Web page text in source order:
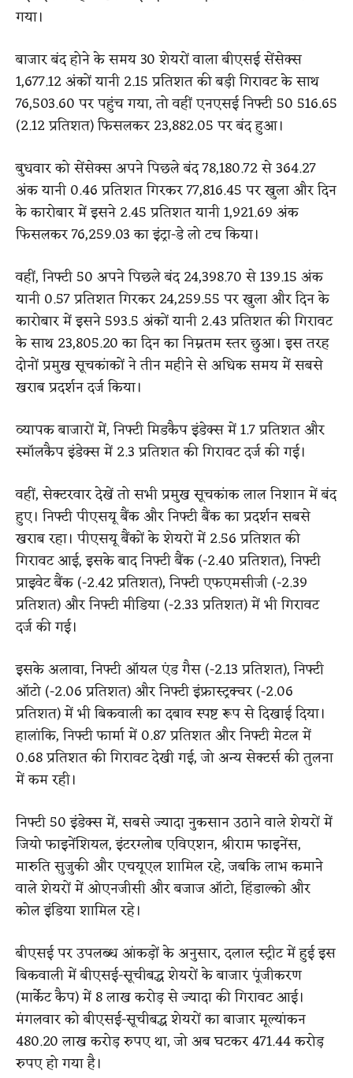
गया।
बाजार बंद होने के समय 30 शेयरों वाला बीएसई सेंसेक्स
1,677.12 अंकों यानी 2.15 प्रतिशत की बड़ी गिरावट के साथ
76,503.60 पर पहुंच गया, तो वहीं एनएसई निफ्टी 50 516.65
(2.12 प्रतिशत) फिसलकर 23,882.05 पर बंद हुआ।
बुधवार को सेंसेक्स अपने पिछले बंद 78,180.72 से 364.27
अंक यानी 0.46 प्रतिशत गिरकर 77,816.45 पर खुला और दिन
के कारोबार में इसने 2.45 प्रतिशत यानी 1,921.69 अंक
फिसलकर 76,259.03 का इंट्रा-डे लो टच किया।
वहीं, निफ्टी 50 अपने पिछले बंद 24,398.70 से 139.15 अंक
यानी 0.57 प्रतिशत गिरकर 24,259.55 पर खुला और दिन के
कारोबार में इसने 593.5 अंकों यानी 2.43 प्रतिशत की गिरावट
के साथ 23,805.20 का दिन का निम्नतम स्तर छुआ। इस तरह
दोनों प्रमुख सूचकांकों ने तीन महीने से अधिक समय में सबसे
खराब प्रदर्शन दर्ज किया।
व्यापक बाजारों में, निफ्टी मिडकैप इंडेक्स में 1.7 प्रतिशत और
स्मॉलकैप इंडेक्स में 2.3 प्रतिशत की गिरावट दर्ज की गई।
वहीं, सेक्टरवार देखें तो सभी प्रमुख सूचकांक लाल निशान में बंद
हुए। निफ्टी पीएसयू बैंक और निफ्टी बैंक का प्रदर्शन सबसे
खराब रहा। पीएसयू बैंकों के शेयरों में 2.56 प्रतिशत की
गिरावट आई, इसके बाद निफ्टी बैंक (-2.40 प्रतिशत), निफ्टी
प्राइवेट बैंक (-2.42 प्रतिशत), निफ्टी एफएमसीजी (-2.39
प्रतिशत) और निफ्टी मीडिया (-2.33 प्रतिशत) में भी गिरावट
दर्ज की गई।
इसके अलावा, निफ्टी ऑयल एंड गैस (-2.13 प्रतिशत), निफ्टी
ऑटो (-2.06 प्रतिशत) और निफ्टी इंफ्रास्ट्रक्चर (-2.06
प्रतिशत) में भी बिकवाली का दबाव स्पष्ट रूप से दिखाई दिया।
हालांकि, निफ्टी फार्मा में 0.87 प्रतिशत और निफ्टी मेटल में
0.68 प्रतिशत की गिरावट देखी गई, जो अन्य सेक्टर्स की तुलना
में कम रही।
निफ्टी 50 इंडेक्स में, सबसे ज्यादा नुकसान उठाने वाले शेयरों में
जियो फाइनेंशियल, इंटरग्लोब एविएशन, श्रीराम फाइनेंस,
मारुति सुजुकी और एचयूएल शामिल रहे, जबकि लाभ कमाने
वाले शेयरों में ओएनजीसी और बजाज ऑटो, हिंडाल्को और
कोल इंडिया शामिल रहे।
बीएसई पर उपलब्ध आंकड़ों के अनुसार, दलाल स्ट्रीट में हुई इस
बिकवाली में बीएसई-सूचीबद्ध शेयरों के बाजार पूंजीकरण
(मार्केट कैप) में 8 लाख करोड़ से ज्यादा की गिरावट आई।
मंगलवार को बीएसई-सूचीबद्ध शेयरों का बाजार मूल्यांकन
480.20 लाख करोड़ रुपए था, जो अब घटकर 471.44 करोड़
रुपए हो गया है।